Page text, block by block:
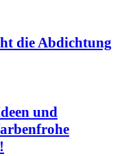
die Abdichtung
und